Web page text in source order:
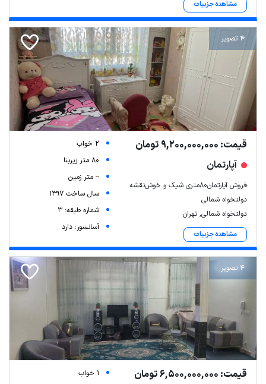
مشاهده جزییات
4 تصویر
قیمت: 9,200,000,000 تومان
آپارتمان
فروش آپارتمان۸۰متری شیک و خوش‌نقشه
دولتخواه شمالی
دولتخواه شمالی, تهران
مشاهده جزییات
2 خواب
80 متر زیربنا
-- متر زمین
سال ساخت 1397
شماره طبقه: 3
آسانسور: دارد
4 تصویر
قیمت: 6,500,000,000 تومان
1 خواب